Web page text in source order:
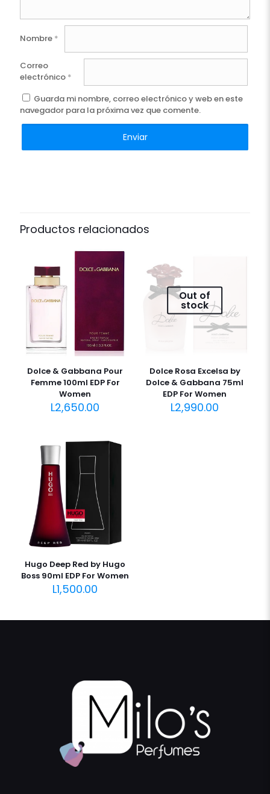
Nombre *
Correo
electrónico *
Guarda mi nombre, correo electrónico y web en este
navegador para la próxima vez que comente.
Productos relacionados
Dolce & Gabbana Pour
Femme 100ml EDP For
Women
L2,650.00
Out of
stock
Dolce Rosa Excelsa by
Dolce & Gabbana 75ml
EDP For Women
L2,990.00
Hugo Deep Red by Hugo
Boss 90ml EDP For Women
L1,500.00